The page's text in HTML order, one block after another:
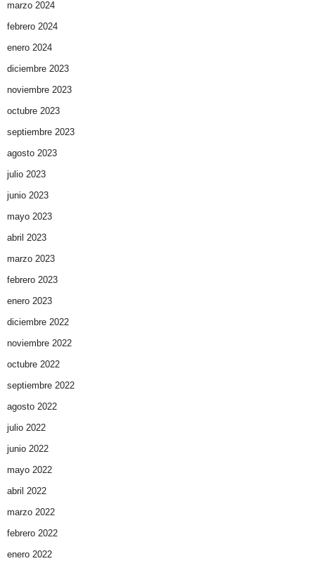
marzo 2024
febrero 2024
enero 2024
diciembre 2023
noviembre 2023
octubre 2023
septiembre 2023
agosto 2023
julio 2023
junio 2023
mayo 2023
abril 2023
marzo 2023
febrero 2023
enero 2023
diciembre 2022
noviembre 2022
octubre 2022
septiembre 2022
agosto 2022
julio 2022
junio 2022
mayo 2022
abril 2022
marzo 2022
febrero 2022
enero 2022